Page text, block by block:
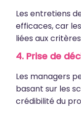
Les entretiens
efficaces, car
liées aux
4. Prise de
Les managers
basant sur les
crédibilité du